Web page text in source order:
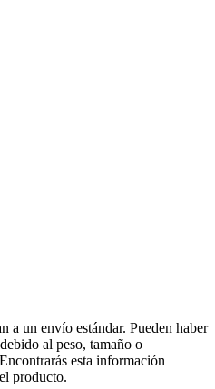
a un envío estándar. Pueden haber
al peso, tamaño o
esta información
producto.